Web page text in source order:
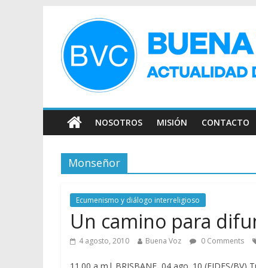
NOSOTROS MISIÓN CONTACTO
Monseñor
Ecumenismo y diálogo interreligioso
Un camino para
4 agosto, 2010 Buena Voz 0 Comments